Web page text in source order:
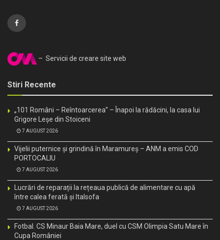
– Servicii de creare site web
Stiri Recente
„101 Români – Reîntoarcerea” – Înapoi la rădăcini, la casa lui
Grigore Leșe din Stoiceni
7 AUGUST 2026
Vijelii puternice și grindină în Maramureș – ANM a emis COD
PORTOCALIU
7 AUGUST 2026
Lucrări de reparații la rețeaua publică de alimentare cu apă
între calea ferată și Italsofa
7 AUGUST 2026
Fotbal. CS Minaur Baia Mare, duel cu CSM Olimpia Satu Mare în
Cupa României